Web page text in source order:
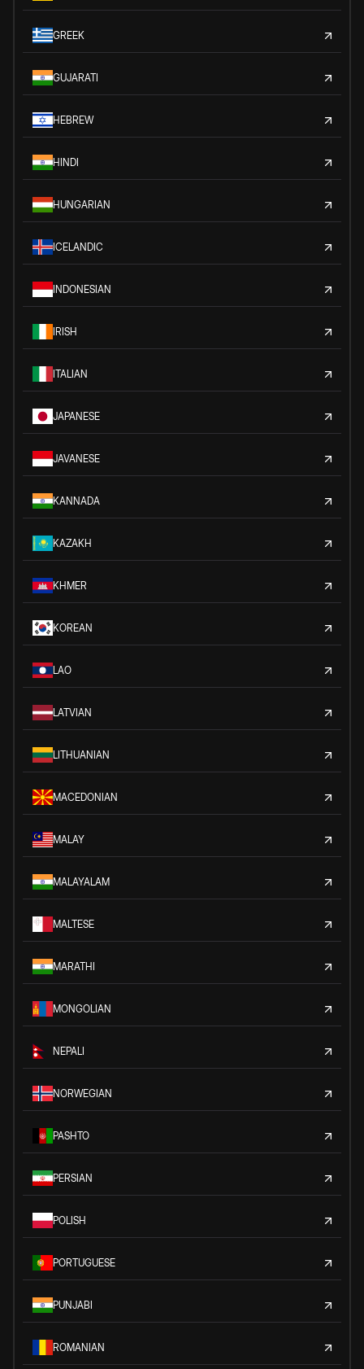
GREEK
GUJARATI
HEBREW
HINDI
HUNGARIAN
ICELANDIC
INDONESIAN
IRISH
ITALIAN
JAPANESE
JAVANESE
KANNADA
KAZAKH
KHMER
KOREAN
LAO
LATVIAN
LITHUANIAN
MACEDONIAN
MALAY
MALAYALAM
MALTESE
MARATHI
MONGOLIAN
NEPALI
NORWEGIAN
PASHTO
PERSIAN
POLISH
PORTUGUESE
PUNJABI
ROMANIAN